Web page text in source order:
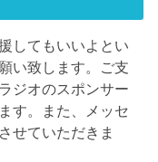
してもいいよとい
い致します。ご支
ジオのスポンサー
す。また、メッセ
せていただきま